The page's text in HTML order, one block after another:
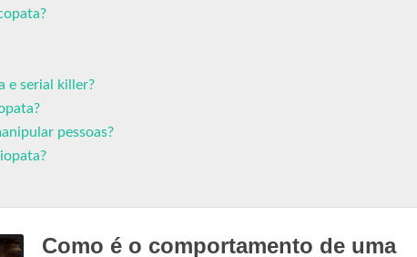
e serial killer?
pessoas?
Como é o comportamento de uma